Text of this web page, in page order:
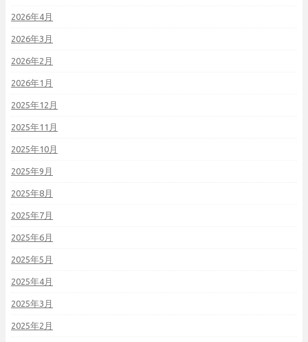
2026年4月
2026年3月
2026年2月
2026年1月
2025年12月
2025年11月
2025年10月
2025年9月
2025年8月
2025年7月
2025年6月
2025年5月
2025年4月
2025年3月
2025年2月